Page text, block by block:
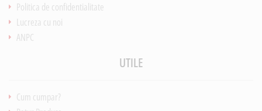
Politica de confidentialitate
Lucreza cu noi
ANPC
UTILE
Cum cumpar?